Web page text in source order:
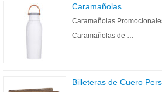
Caramañolas
Caramañolas
Caramañolas de …
Billeteras de Cuero